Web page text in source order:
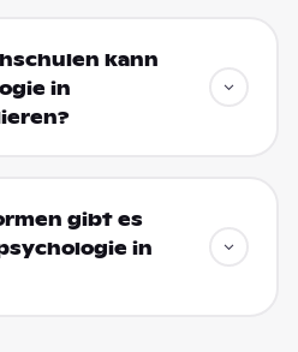
kann
in
gibt es
in